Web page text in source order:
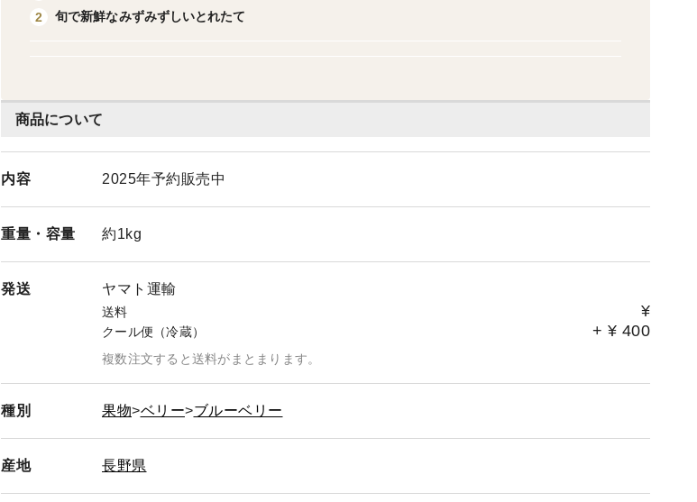
商品について
内容 2025年予約販売中
重量・ 容量 約1kg
発送 ヤマト運輸
送料 ¥
クール便（冷蔵） + ¥ 400
複数注文すると送料がまとまります。
種別 果物 ベリー ブルーベリー
産地 長野県
2
旬で新鮮なみずみずしいとれたて